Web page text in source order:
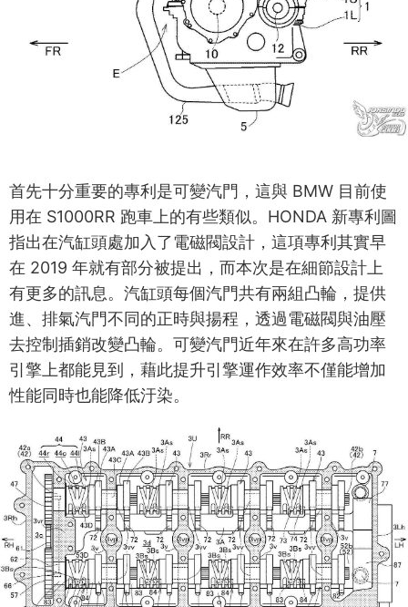
首先十分重要的專利是可變汽門，這與 BMW 目前使
用在 S1000RR 跑車上的有些類似。HONDA 新專利圖
指出在汽缸頭處加入了電磁閥設計，這項專利其實早
在 2019 年就有部分被提出，而本次是在細節設計上
有更多的訊息。汽缸頭每個汽門共有兩組凸輪，提供
進、排氣汽門不同的正時與揚程，透過電磁閥與油壓
去控制插銷改變凸輪。可變汽門近年來在許多高功率
引擎上都能見到，藉此提升引擎運作效率不僅能增加
性能同時也能降低汙染。